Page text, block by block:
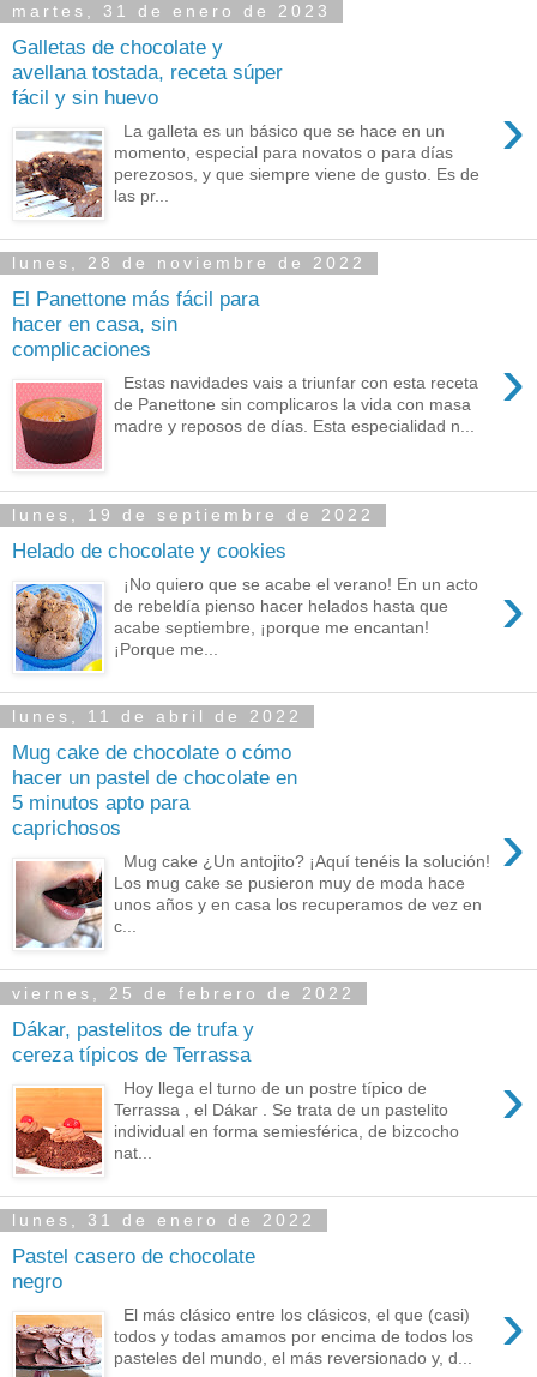
martes, 31 de enero de 2023
Galletas de chocolate y
avellana tostada, receta súper
fácil y sin huevo
›
La galleta es un básico que se hace en un
momento, especial para novatos o para días
perezosos, y que siempre viene de gusto. Es de
las pr...
lunes, 28 de noviembre de 2022
El Panettone más fácil para
hacer en casa, sin
complicaciones
›
Estas navidades vais a triunfar con esta receta
de Panettone sin complicaros la vida con masa
madre y reposos de días. Esta especialidad n...
lunes, 19 de septiembre de 2022
Helado de chocolate y cookies
›
¡No quiero que se acabe el verano! En un acto
de rebeldía pienso hacer helados hasta que
acabe septiembre, ¡porque me encantan!
¡Porque me...
lunes, 11 de abril de 2022
Mug cake de chocolate o cómo
hacer un pastel de chocolate en
5 minutos apto para
caprichosos
›
Mug cake ¿Un antojito? ¡Aquí tenéis la solución!
Los mug cake se pusieron muy de moda hace
unos años y en casa los recuperamos de vez en
c...
viernes, 25 de febrero de 2022
Dákar, pastelitos de trufa y
cereza típicos de Terrassa
›
Hoy llega el turno de un postre típico de
Terrassa , el Dákar . Se trata de un pastelito
individual en forma semiesférica, de bizcocho
nat...
lunes, 31 de enero de 2022
Pastel casero de chocolate
negro
›
El más clásico entre los clásicos, el que (casi)
todos y todas amamos por encima de todos los
pasteles del mundo, el más reversionado y, d...